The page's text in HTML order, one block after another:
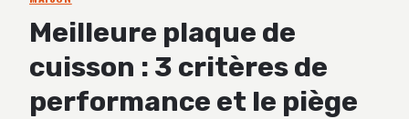
DÉCO
JARDINAGE
Meilleure plaque de
cuisson : 3 critères de
performance et le piège